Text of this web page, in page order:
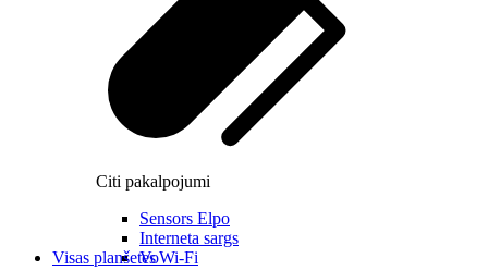
Citi pakalpojumi
Sensors Elpo
Interneta sargs
VoWi-Fi
Visas planšetes